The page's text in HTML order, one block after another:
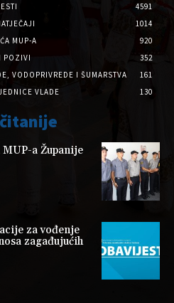
4591
1014
MUP-A
920
POZIVI
352
VODOPRIVREDE I ŠUMARSTVA
161
VLADE
130
a Županije
za vođenje
zagađujućih